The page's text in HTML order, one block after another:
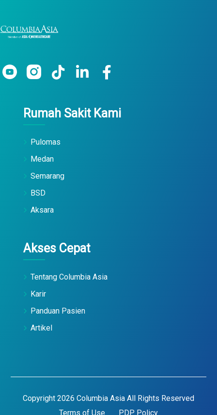
Rumah Sakit Kami
Pulomas
Medan
Semarang
BSD
Aksara
Akses Cepat
Tentang Columbia Asia
Karir
Panduan Pasien
Artikel
Copyright 2026 Columbia Asia All Rights Reserved
Terms of Use
PDP Policy